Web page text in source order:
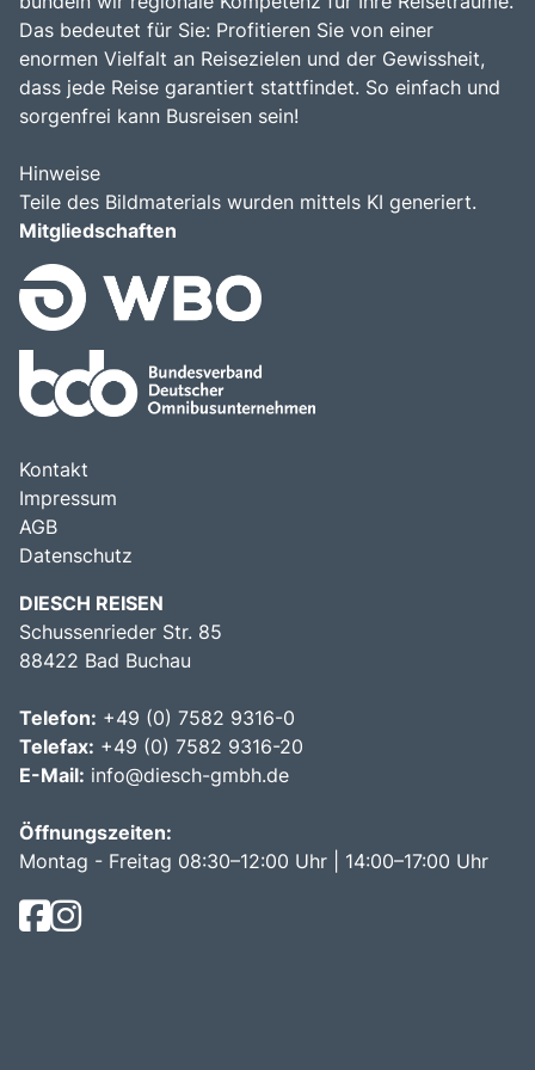
Das bedeutet für Sie: Profitieren Sie von einer
enormen Vielfalt an Reisezielen und der Gewissheit,
dass jede Reise garantiert stattfindet. So einfach und
sorgenfrei kann Busreisen sein!
Hinweise
Teile des Bildmaterials wurden mittels KI generiert.
Mitgliedschaften
Kontakt
Impressum
AGB
Datenschutz
DIESCH REISEN
Schussenrieder Str. 85
88422 Bad Buchau
Telefon: +49 (0) 7582 9316-0
Telefax: +49 (0) 7582 9316-20
E-Mail: info@diesch-gmbh.de
Öffnungszeiten:
Montag - Freitag 08:30–12:00 Uhr | 14:00–17:00 Uhr